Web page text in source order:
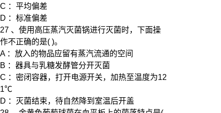
C ：平均偏差
D ：标准偏差
27 、使用高压蒸汽灭菌锅进行灭菌时，下面操
作不正确的是( )。
A ：放入的物品应留有蒸汽流通的空间
B ：器具与乳糖发酵管分开灭菌
C ：密闭容器，打开电源开关，加热至温度为12
1℃
D ：灭菌结束，待自然降到室温后开盖